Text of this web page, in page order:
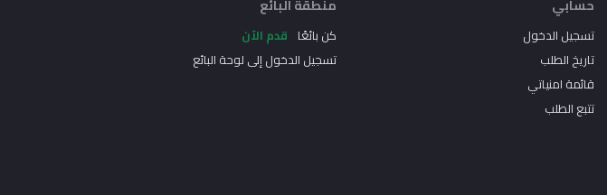
حسابي
تسجيل الدخول
تاريخ الطلب
قائمة امنياتي
تتبع الطلب
منطقة البائع
كن بائعًا قدم الآن
تسجيل الدخول إلى لوحة البائع